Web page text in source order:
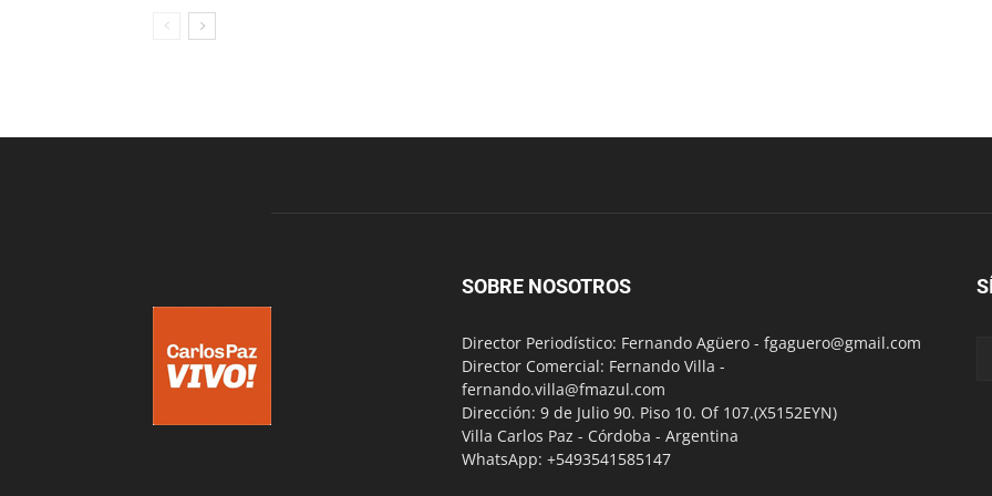
SOBRE NOSOTROS
Director Periodístico: Fernando Agüero - fgaguero@gmail.com
Director Comercial: Fernando Villa -
fernando.villa@fmazul.com
Dirección: 9 de Julio 90. Piso 10. Of 107.(X5152EYN)
Villa Carlos Paz - Córdoba - Argentina
WhatsApp: +5493541585147